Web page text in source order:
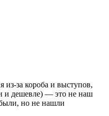
из-за короба и выступов,
и дешевле) — это не наш
но не нашли